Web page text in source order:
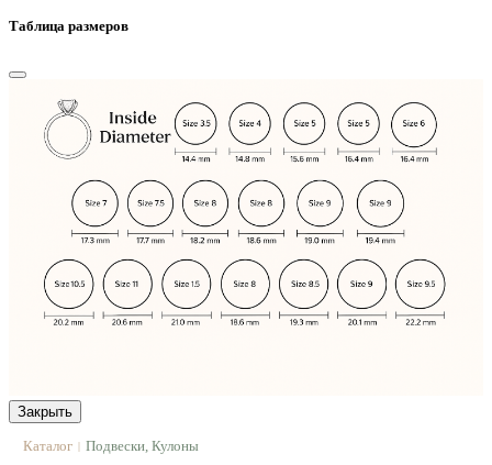
Таблица размеров
Закрыть
Каталог | Подвески, Кулоны